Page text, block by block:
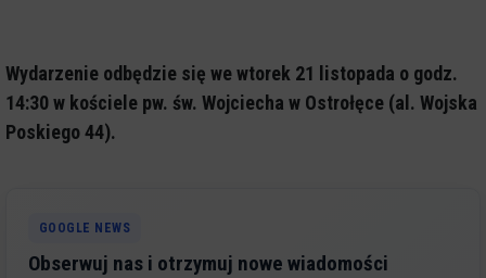
Wydarzenie odbędzie się we wtorek 21 listopada o godz.
14:30 w kościele pw. św. Wojciecha w Ostrołęce (al. Wojska
Poskiego 44).
GOOGLE NEWS
Obserwuj nas i otrzymuj nowe wiadomości